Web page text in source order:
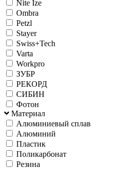
Nite Ize
Ombra
Petzl
Stayer
Swiss+Tech
Varta
Workpro
ЗУБР
РЕКОРД
СИБИН
Фотон
Материал
Алюминиевый сплав
Алюминий
Пластик
Поликарбонат
Резина